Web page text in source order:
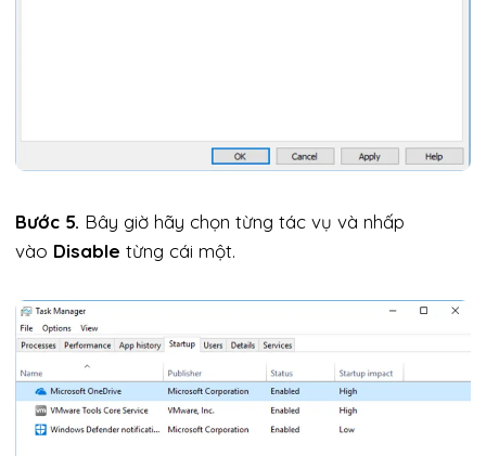
Bước 5. Bây giờ hãy chọn từng tác vụ và nhấp
vào Disable từng cái một.